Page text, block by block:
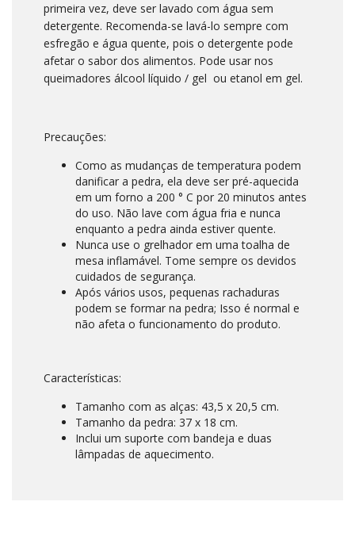
primeira vez, deve ser lavado com água sem
detergente. Recomenda-se lavá-lo sempre com
esfregão e água quente, pois o detergente pode
afetar o sabor dos alimentos. Pode usar nos
queimadores álcool líquido / gel ou etanol em gel.
Precauções:
Como as mudanças de temperatura podem
danificar a pedra, ela deve ser pré-aquecida
em um forno a 200 ° C por 20 minutos antes
do uso. Não lave com água fria e nunca
enquanto a pedra ainda estiver quente.
Nunca use o grelhador em uma toalha de
mesa inflamável. Tome sempre os devidos
cuidados de segurança.
Após vários usos, pequenas rachaduras
podem se formar na pedra; Isso é normal e
não afeta o funcionamento do produto.
Características:
Tamanho com as alças: 43,5 x 20,5 cm.
Tamanho da pedra: 37 x 18 cm.
Inclui um suporte com bandeja e duas
lâmpadas de aquecimento.